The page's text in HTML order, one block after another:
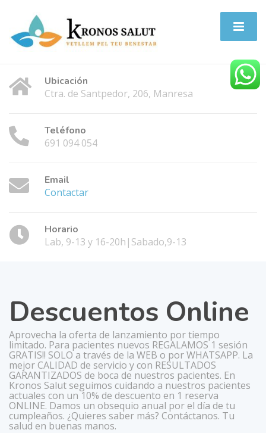
Ubicación
Ctra. de Santpedor, 206, Manresa
Teléfono
691 094 054
Email
Contactar
Horario
Lab, 9-13 y 16-20h|Sabado,9-13
Descuentos Online
Aprovecha la oferta de lanzamiento por tiempo
limitado. Para pacientes nuevos REGALAMOS 1 sesión
GRATIS!! SOLO a través de la WEB o por WHATSAPP. La
mejor CALIDAD de servicio y con RESULTADOS
GARANTIZADOS de boca de nuestros pacientes. En
Kronos Salut seguimos cuidando a nuestros pacientes
actuales con un 10% de descuento en 1 reserva
ONLINE. Damos un obsequio anual por el día de tu
cumpleaños. ¿Quieres saber más? Contáctanos. Tu
salud en buenas manos.